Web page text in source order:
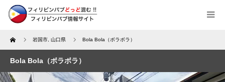
Home 岩国市 山口県 Bola Bola（ボラボラ）
Bola Bola（ボラボラ）